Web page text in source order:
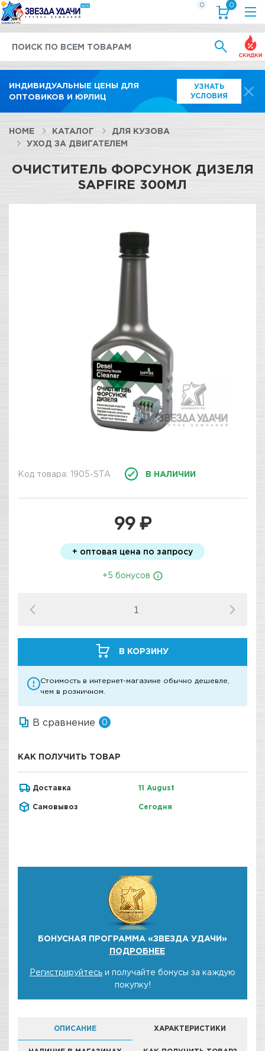
ИНДИВИДУАЛЬНЫЕ ЦЕНЫ ДЛЯ
ОПТОВИКОВ И ЮРЛИЦ
УЗНАТЬ
УСЛОВИЯ
0 0
HOME КАТАЛОГ
ДЛЯ КУЗОВА
УХОД ЗА ДВИГАТЕЛЕМ
ОЧИСТИТЕЛЬ ФОРСУНОК ДИЗЕЛЯ
SAPFIRE 300МЛ
Код товара: 1905-STA В НАЛИЧИИ
99 ₽
+ оптовая цена по запросу
+5 бонусов
В КОРЗИНУ
Стоимость в интернет-магазине обычно дешевле,
чем в розничном.
В сравнение 0
КАК ПОЛУЧИТЬ ТОВАР
Доставка 11 August
Самовывоз Сегодня
БОНУСНАЯ ПРОГРАММА «ЗВЕЗДА УДАЧИ»
ПОДРОБНЕЕ
Регистрируйтесь и получайте бонусы за каждую
покупку!
ОПИСАНИЕ ХАРАКТЕРИСТИКИ